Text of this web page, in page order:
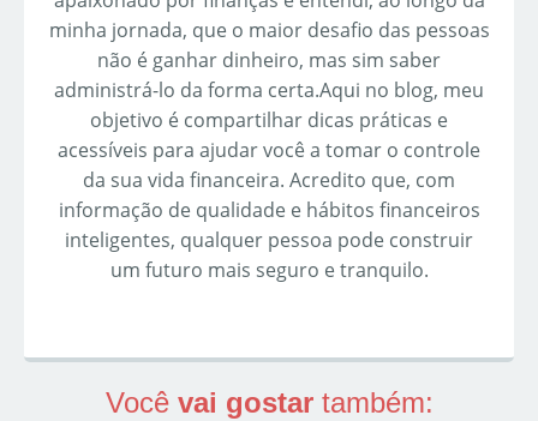
minha jornada, que o maior desafio das pessoas
não é ganhar dinheiro, mas sim saber
administrá-lo da forma certa.Aqui no blog, meu
objetivo é compartilhar dicas práticas e
acessíveis para ajudar você a tomar o controle
da sua vida financeira. Acredito que, com
informação de qualidade e hábitos financeiros
inteligentes, qualquer pessoa pode construir
um futuro mais seguro e tranquilo.
Você vai gostartambém: